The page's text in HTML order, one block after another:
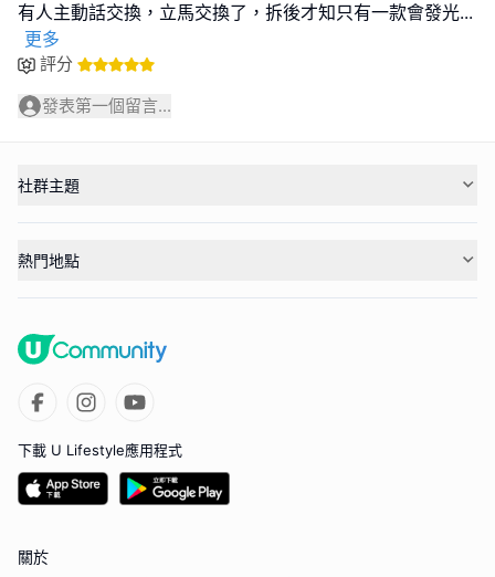
有人主動話交換，立馬交換了，拆後才知只有一款會發光...
更多
評分
發表第一個留言...
社群主題
熱門地點
下載 U Lifestyle應用程式
關於